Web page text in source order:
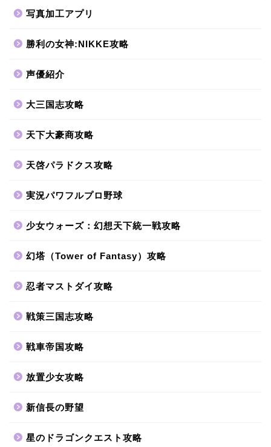
写真加工アプリ
勝利の女神:NIKKE攻略
声優紹介
大三国志攻略
天下大豪商攻略
天啓パラドクス攻略
実況パワフルプロ野球
少女ウォーズ：幻想天下統一戦攻略
幻塔（Tower of Fantasy）攻略
忍者マストダイ攻略
戦策三国志攻略
戦車帝国攻略
放置少女攻略
新信長の野望
星のドラゴンクエスト攻略